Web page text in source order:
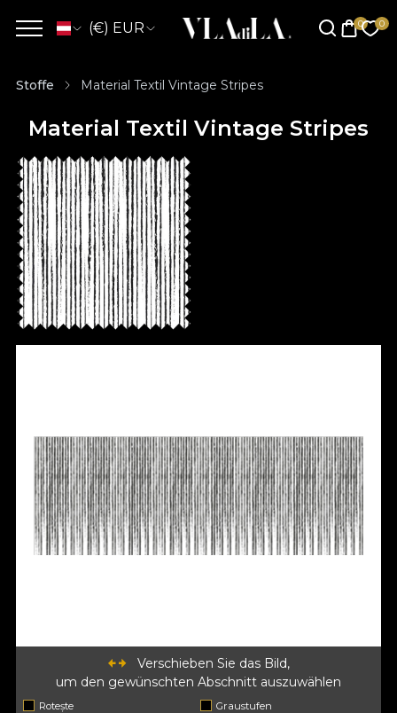
(€) EUR
Stoffe Material Textil Vintage Stripes
Material Textil Vintage Stripes
Verschieben Sie das Bild,
um den gewünschten Abschnitt auszuwählen
Rotește
Graustufen